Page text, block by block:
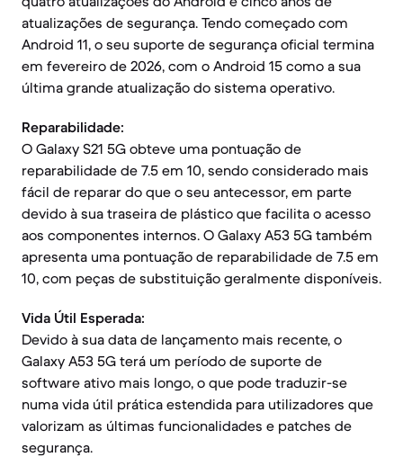
atualizações de segurança. Tendo começado com
Android 11, o seu suporte de segurança oficial termina
em fevereiro de 2026, com o Android 15 como a sua
última grande atualização do sistema operativo.
Reparabilidade:
O Galaxy S21 5G obteve uma pontuação de
reparabilidade de 7.5 em 10, sendo considerado mais
fácil de reparar do que o seu antecessor, em parte
devido à sua traseira de plástico que facilita o acesso
aos componentes internos. O Galaxy A53 5G também
apresenta uma pontuação de reparabilidade de 7.5 em
10, com peças de substituição geralmente disponíveis.
Vida Útil Esperada:
Devido à sua data de lançamento mais recente, o
Galaxy A53 5G terá um período de suporte de
software ativo mais longo, o que pode traduzir-se
numa vida útil prática estendida para utilizadores que
valorizam as últimas funcionalidades e patches de
segurança.